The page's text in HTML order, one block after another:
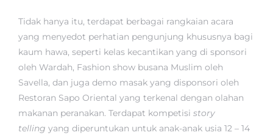
Tidak hanya itu, terdapat berbagai rangkaian acara
yang menyedot perhatian pengunjung khususnya bagi
kaum hawa, seperti kelas kecantikan yang di sponsori
oleh Wardah, Fashion show busana Muslim oleh
Savella, dan juga demo masak yang disponsori oleh
Restoran Sapo Oriental yang terkenal dengan olahan
makanan peranakan. Terdapat kompetisi story
telling yang diperuntukan untuk anak-anak usia 12 – 14